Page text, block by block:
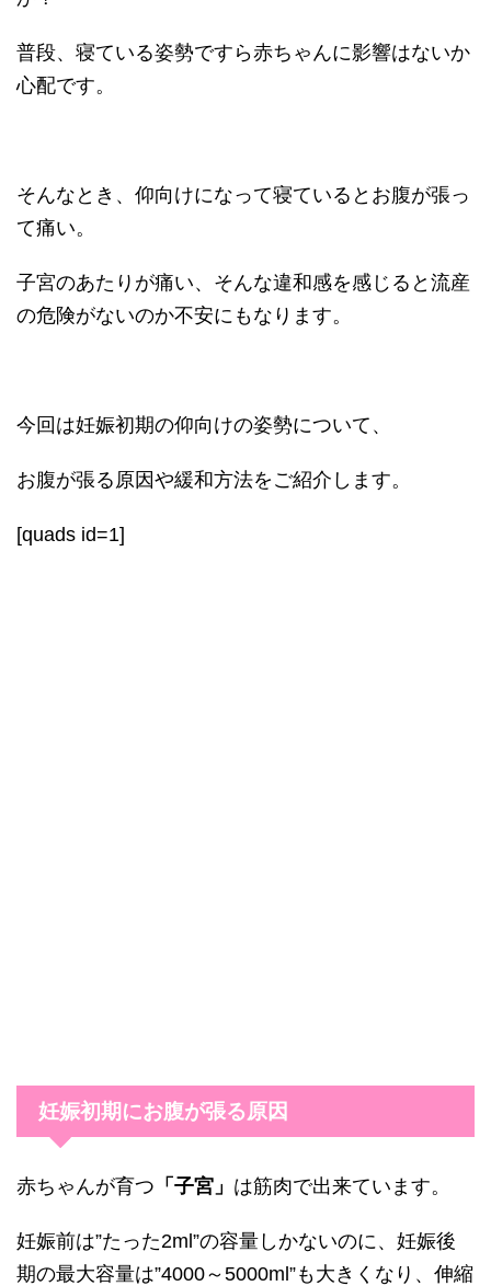
普段、寝ている姿勢ですら赤ちゃんに影響はないか
心配です。
そんなとき、仰向けになって寝ているとお腹が張っ
て痛い。
子宮のあたりが痛い、そんな違和感を感じると流産
の危険がないのか不安にもなります。
今回は妊娠初期の仰向けの姿勢について、
お腹が張る原因や緩和方法をご紹介します。
[quads id=1]
妊娠初期にお腹が張る原因
赤ちゃんが育つ 「子宮」 は筋肉で出来ています。
妊娠前は”たった2ml”の容量しかないのに、妊娠後
期の最大容量は”4000～5000ml”も大きくなり、伸縮